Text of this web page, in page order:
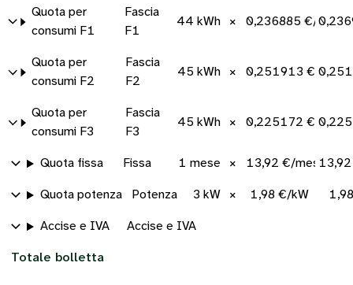
Quota per
consumi F1
Fascia
F1
44 kWh × 0,236885 €/kWh
Quota per
consumi F2
Fascia
F2
45 kWh × 0,251913 €/kWh
Quota per
consumi F3
Fascia
F3
45 kWh × 0,225172 €/kWh
Quota fissa Fissa 1 mese × 13,92 €/mese
Quota potenza Potenza 3 kW × 1,98 €/kW
Accise e IVA Accise e IVA
Totale bolletta